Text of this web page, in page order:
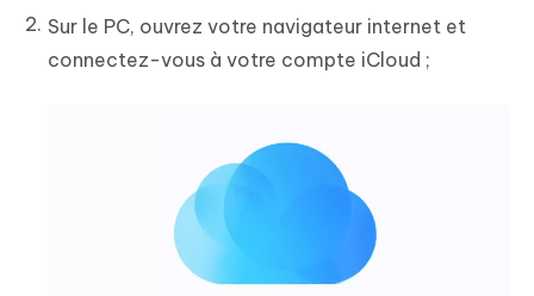
Sur le PC, ouvrez votre navigateur internet et
connectez-vous à votre compte iCloud ;